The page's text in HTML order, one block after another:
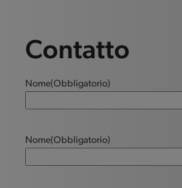
Contatto
Nome(Obbligatorio)
Nome(Obbligatorio)